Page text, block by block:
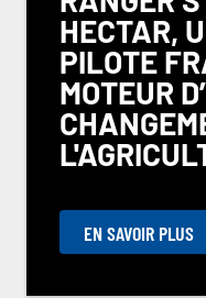
HECTAR,
PILOTE
MOTEUR
EN SAVOIR PLUS